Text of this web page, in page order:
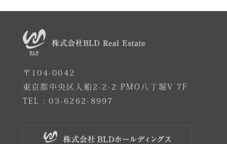
〒104-0042
東京都中央区入船2-2-2 PMO八丁堀V 7F
TEL :03-6262-8997